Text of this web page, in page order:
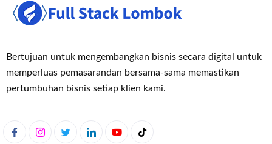
Bertujuan untuk mengembangkan bisnis secara digital untuk
memperluas pemasarandan bersama-sama memastikan
pertumbuhan bisnis setiap klien kami.